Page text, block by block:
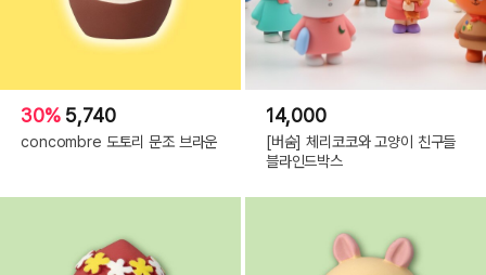
30% 5,740
concombre 도토리 문조 브라운
14,000
[버숨] 체리코코와 고양이 친구들
블라인드박스